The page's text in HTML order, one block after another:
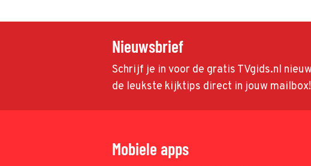
Nieuwsbrief
Schrijf je in voor de gratis TVgids.nl
de leukste kijktips direct in jouw mailbox!
Mobiele apps